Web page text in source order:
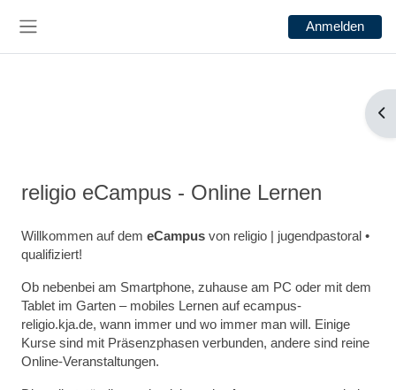
Anmelden
religio eCampus - Online Lernen
Willkommen auf dem eCampus von religio | jugendpastoral •
qualifiziert!
Ob nebenbei am Smartphone, zuhause am PC oder mit dem
Tablet im Garten – mobiles Lernen auf ecampus-
religio.kja.de, wann immer und wo immer man will. Einige
Kurse sind mit Präsenzphasen verbunden, andere sind reine
Online-Veranstaltungen.